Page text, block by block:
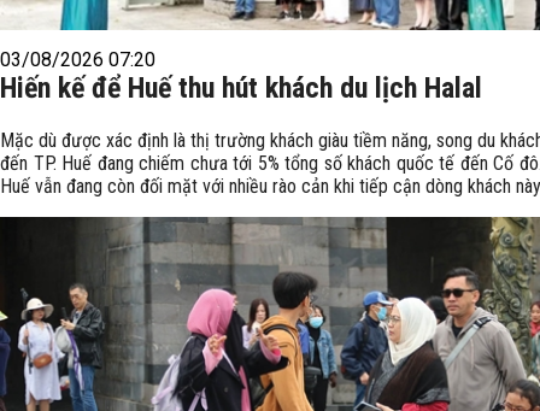
03/08/2026 07:20
Hiến kế để Huế thu hút khách du lịch Halal
Mặc dù được xác định là thị trường khách giàu tiềm năng, song du
đến TP. Huế đang chiếm chưa tới 5% tổng số khách quốc tế đến Cố
Huế vẫn đang còn đối mặt với nhiều rào cản khi tiếp cận dòng khách